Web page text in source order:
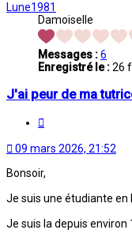
Lune1981
Damoiselle
Messages :6
Enregistré le :26
J'ai peur de ma
09 mars 2026, 21:52
Bonsoir,
Je suis une étudiante en
Je suis la depuis